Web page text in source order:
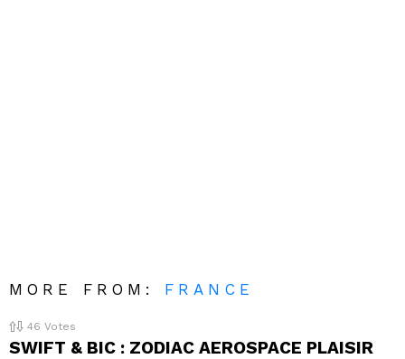
MORE FROM: FRANCE
46 Votes
SWIFT & BIC : ZODIAC AEROSPACE PLAISIR